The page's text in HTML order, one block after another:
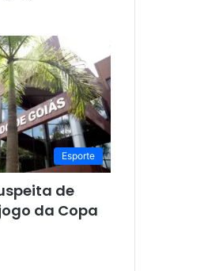
Esporte
de
da Copa